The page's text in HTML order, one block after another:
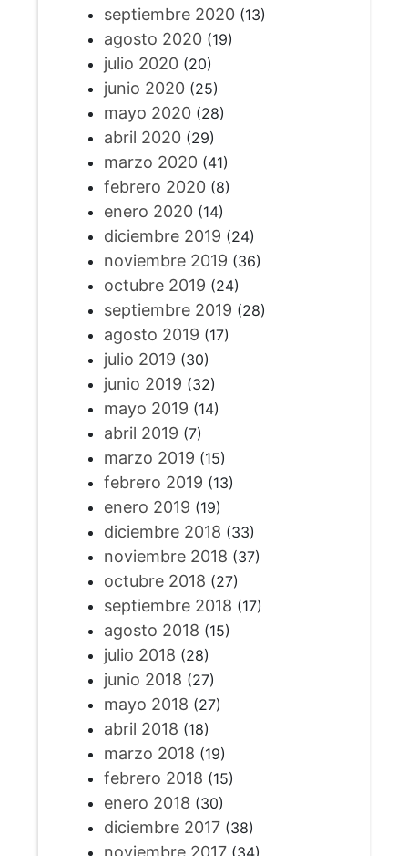
septiembre 2020(13)
agosto 2020(19)
julio 2020(20)
junio 2020(25)
mayo 2020(28)
abril 2020(29)
marzo 2020(41)
febrero 2020(8)
enero 2020(14)
diciembre 2019 (24)
noviembre 2019 (36)
octubre 2019 (24)
septiembre 2019 (28)
agosto 2019 (17)
julio 2019 (30)
junio 2019 (32)
mayo 2019 (14)
abril 2019 (7)
marzo 2019 (15)
febrero 2019 (13)
enero 2019 (19)
diciembre 2018 (33)
noviembre 2018 (37)
octubre 2018 (27)
septiembre 2018 (17)
agosto 2018 (15)
julio 2018 (28)
junio 2018 (27)
mayo 2018 (27)
abril 2018 (18)
marzo 2018 (19)
febrero 2018 (15)
enero 2018 (30)
diciembre 2017(38)
noviembre 2017(34)